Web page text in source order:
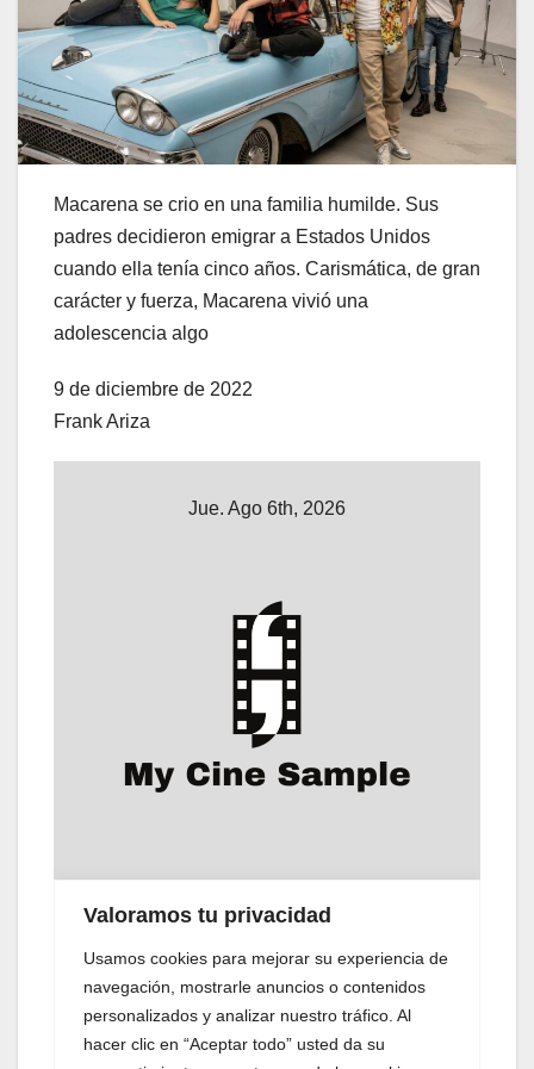
Macarena se crio en una familia humilde. Sus
padres decidieron emigrar a Estados Unidos
cuando ella tenía cinco años. Carismática, de gran
carácter y fuerza, Macarena vivió una
adolescencia algo
9 de diciembre de 2022
Frank Ariza